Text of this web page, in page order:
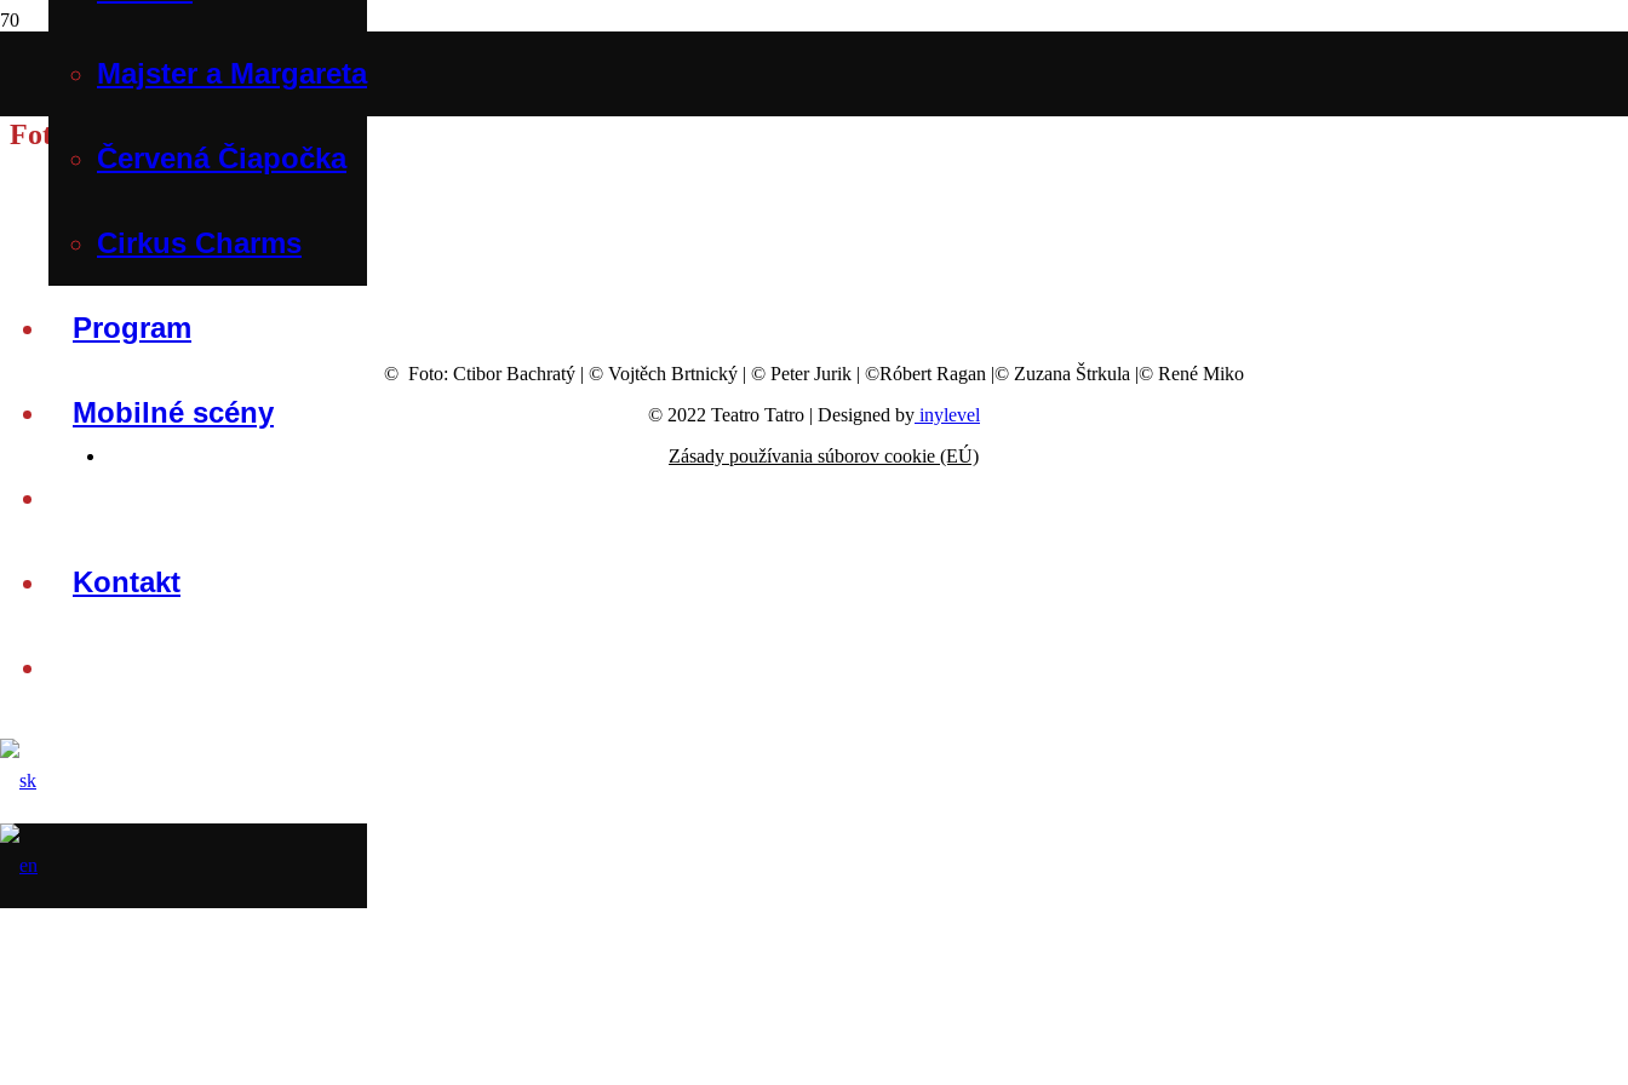
Majster a Margareta
Červená Čiapočka
Cirkus Charms
Program
Mobilné scény
Kontakt
Fotogaléria
© Foto: Ctibor Bachratý | © Vojtěch Brtnický | © Peter Jurik | ©Róbert Ragan |© Zuzana Štrkula |© René Miko
© 2022 Teatro Tatro | Designed by inylevel
Zásady používania súborov cookie (EÚ)